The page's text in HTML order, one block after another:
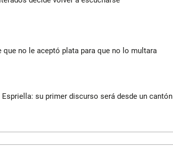
no le aceptó plata para que no lo multara
su primer discurso será desde un cantón